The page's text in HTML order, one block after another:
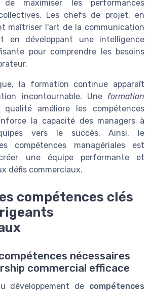
de maximiser les performances
Les chefs de projet, en
maîtriser l'art de la communication
en développant une intelligence
pour comprendre les besoins
la formation continue apparaît
incontournable. Une formation
améliore les compétences
la capacité des managers à
vers le succès. Ainsi, le
compétences managériales est
une équipe performante et
défis commerciaux.
compétences clés
nécessaires
commercial efficace
développement de compétences